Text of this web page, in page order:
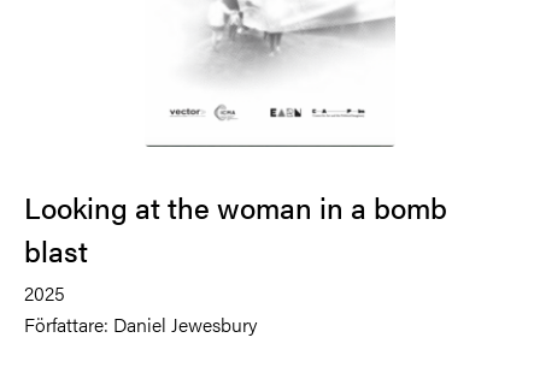
Looking at the woman in a bomb
blast
2025
Författare: Daniel Jewesbury